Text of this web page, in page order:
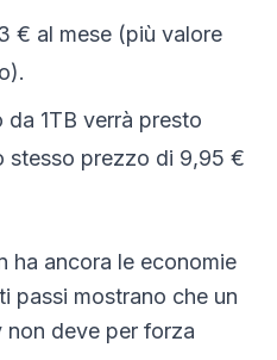
€ al mese (più valore
da 1TB verrà presto
stesso prezzo di 9,95 €
ha ancora le economie
passi mostrano che un
deve per forza